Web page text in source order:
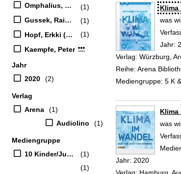
Omphalius, Ruth (Verfasser)
Gussek, Rainer (Mitwirkender)
(1)
Hopf, Erkki (Erzähler)
(1)
Kaempfe, Peter
(1)
Mehr Verfasser-Filter anzeigen
Jahr
2020
(2)
Verlag
Arena
(1)
Audiolino
(1)
Mediengruppe
10 Kinder/Jugend-CD
(1)
(1)
Zu den Suchfiltern
Klima
was
Jahr:
Verlag: Würzburg,
Reihe: Arena
Mediengruppe: 5 K
Klima
was
Jahr: 2020